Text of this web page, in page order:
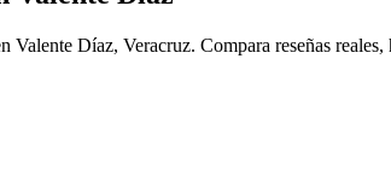
Valente Díaz, Veracruz. Compara reseñas